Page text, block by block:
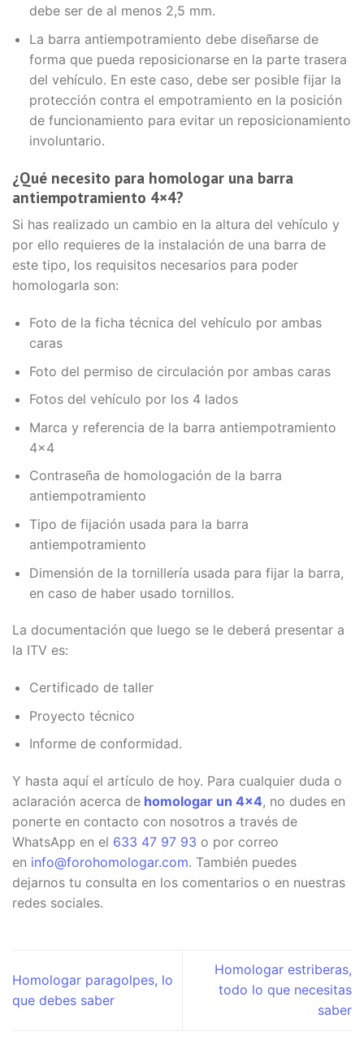
debe ser de al menos 2,5 mm.
La barra antiempotramiento debe diseñarse de
forma que pueda reposicionarse en la parte trasera
del vehículo. En este caso, debe ser posible fijar la
protección contra el empotramiento en la posición
de funcionamiento para evitar un reposicionamiento
involuntario.
¿Qué necesito para homologar una barra
antiempotramiento 4×4?
Si has realizado un cambio en la altura del vehículo y
por ello requieres de la instalación de una barra de
este tipo, los requisitos necesarios para poder
homologarla son:
Foto de la ficha técnica del vehículo por ambas
caras
Foto del permiso de circulación por ambas caras
Fotos del vehículo por los 4 lados
Marca y referencia de la barra antiempotramiento
4×4
Contraseña de homologación de la barra
antiempotramiento
Tipo de fijación usada para la barra
antiempotramiento
Dimensión de la tornillería usada para fijar la barra,
en caso de haber usado tornillos.
La documentación que luego se le deberá presentar a
la ITV es:
Certificado de taller
Proyecto técnico
Informe de conformidad.
Y hasta aquí el artículo de hoy. Para cualquier duda o
aclaración acerca de homologar un 4×4, no dudes en
ponerte en contacto con nosotros a través de
WhatsApp en el 633 47 97 93 o por correo
en info@forohomologar.com. También puedes
dejarnos tu consulta en los comentarios o en nuestras
redes sociales.
Homologar paragolpes, lo
que debes saber
Homologar estriberas,
todo lo que necesitas
saber